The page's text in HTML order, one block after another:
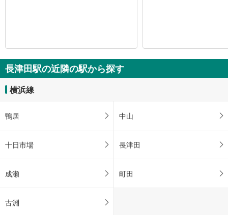
長津田駅の近隣の駅から探す
横浜線
鴨居 中山
十日市場 長津田
成瀬 町田
古淵